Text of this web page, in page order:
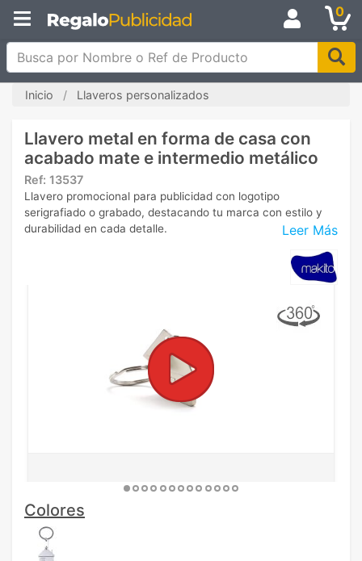
0
Busca por Nombre o Ref de Producto
Inicio Llaveros personalizados
Llavero metal en forma de casa con
acabado mate e intermedio metálico
Ref: 13537
Leer Más
Llavero promocional para publicidad con logotipo
serigrafiado o grabado, destacando tu marca con estilo y
durabilidad en cada detalle.
Colores